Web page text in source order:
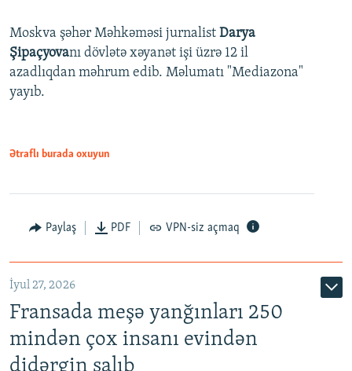
Moskva şəhər Məhkəməsi jurnalist Darya
Şipaçyovanı dövlətə xəyanət işi üzrə 12 il
azadlıqdan məhrum edib. Məlumatı "Mediazona"
yayıb.
Ətraflı burada oxuyun
Paylaş PDF VPN-siz açmaq
İyul 27, 2026
Fransada meşə yanğınları 250
mindən çox insanı evindən
didərgin salıb